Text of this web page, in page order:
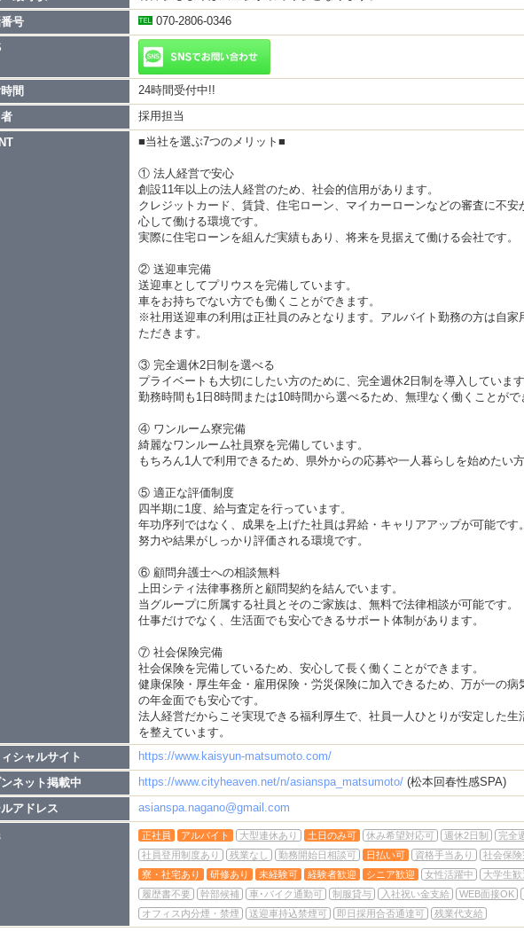
成時：月給450,000円以上
スト管理 ・顧客管理 ・売上管理 ・店舗運営全般
責任者として経営に近い業務を担当します。
育成 ・市場分析 ・戦略立案 ・エリア売上管理
舗の成長を支えるポジションです。
ープ全体の運営 ・新規事業開発 ・出店戦略 ・業界シェア拡大
未来を創る経営ポジションです。
験は一切必要ありません。
アルと研修制度が整っているため、未経験からでも安心してスタートできます。
らの移籍を検討されている方も大歓迎です。
・能力に応じて特別待遇あり
号
070-2806-0346
間
24時間受付中!!
採用担当
■当社を選ぶ7つのメリット■
① 法人経営で安心
創設11年以上の法人経営のため、社会的信用があります。
クレジットカード、賃貸、住宅ローン、マイカーローンなどの審査に不安
心して働ける環境です。
実際に住宅ローンを組んだ実績もあり、将来を見据えて働ける会社です。
② 送迎車完備
送迎車としてプリウスを完備しています。
車をお持ちでない方でも働くことができます。
※社用送迎車の利用は正社員のみとなります。アルバイト勤務の方は自家
ただきます。
③ 完全週休2日制を選べる
プライベートも大切にしたい方のために、完全週休2日制を導入しています
勤務時間も1日8時間または10時間から選べるため、無理なく働くことがで
④ ワンルーム寮完備
綺麗なワンルーム社員寮を完備しています。
もちろん1人で利用できるため、県外からの応募や一人暮らしを始めたい方
⑤ 適正な評価制度
四半期に1度、給与査定を行っています。
年功序列ではなく、成果を上げた社員は昇給・キャリアアップが可能です。
努力や結果がしっかり評価される環境です。
⑥ 顧問弁護士への相談無料
上田シティ法律事務所と顧問契約を結んでいます。
当グループに所属する社員とそのご家族は、無料で法律相談が可能です。
仕事だけでなく、生活面でも安心できるサポート体制があります。
⑦ 社会保険完備
社会保険を完備しているため、安心して長く働くことができます。
健康保険・厚生年金・雇用保険・労災保険に加入できるため、万が一の病
の年金面でも安心です。
法人経営だからこそ実現できる福利厚生で、社員一人ひとりが安定した生
を整えています。
シャルサイト
https://www.kaisyun-matsumoto.com/
ネット掲載中
https://www.cityheaven.net/n/asianspa_matsumoto/ (松本回春性感SPA)
アドレス
asianspa.nagano@gmail.com
正社員 アルバイト 大型連休あり 土日のみ可 休み希望対応可 週休2日制
完全
社員登用制度あり
残業なし 勤務開始日相談可 日払い可 資格手当あり 社会保険
寮・社宅あり
研修あり 未経験可 経験者歓迎 シニア歓迎 女性活躍中 大学生歓
履歴書不要
幹部候補 車･バイク通勤可 制服貸与 入社祝い金支給 WEB面接OK
オフィス内分煙・禁煙
送迎車持込禁煙可 即日採用合否通達可 残業代支給